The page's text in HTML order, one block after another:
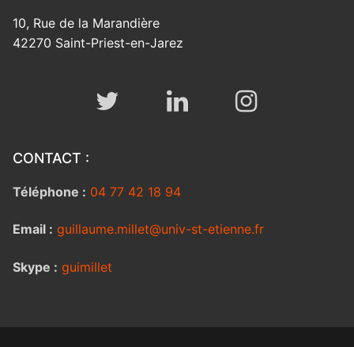
10, Rue de la Marandière
42270 Saint-Priest-en-Jarez
CONTACT :
Téléphone : 04 77 42 18 94
Email : guillaume.millet@univ-st-etienne.fr
Skype : guimillet